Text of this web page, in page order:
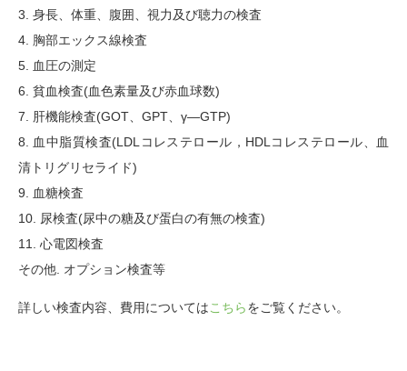
3. 身長、体重、腹囲、視力及び聴力の検査
4. 胸部エックス線検査
5. 血圧の測定
6. 貧血検査(血色素量及び赤血球数)
7. 肝機能検査(GOT、GPT、γ―GTP)
8. 血中脂質検査(LDLコレステロール，HDLコレステロール、血
清トリグリセライド)
9. 血糖検査
10. 尿検査(尿中の糖及び蛋白の有無の検査)
11. 心電図検査
その他. オプション検査等
詳しい検査内容、費用についてはこちらをご覧ください。